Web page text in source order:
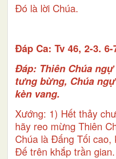
Ðó là lời Chúa.
Ðáp Ca: Tv 46, 2-3. 6-
Ðáp: Thiên Chúa
tưng bừng, Chúa
kèn vang.
Xướng: 1) Hết thảy
hãy reo mừng Thiên
Chúa là Ðấng Tối
Ðế trên khắp trần gian.